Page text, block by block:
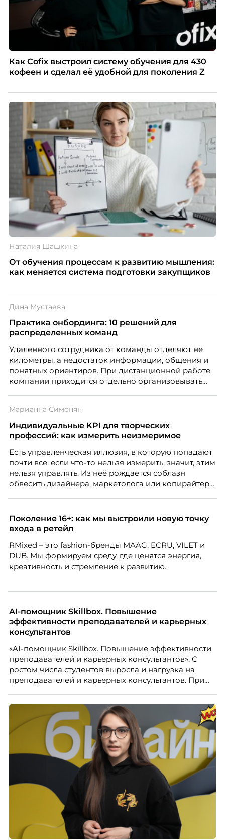
Как Cofix выстроил систему обучения для 430
кофеен и сделал её удобной для поколения Z
Наталия Шашкина
От обучения процессам к развитию мышления:
как меняется система подготовки закупщиков
Дина Мустаева
Практика онбординга: 10 решений для
распределенных команд
Удаленного сотрудника от команды отделяют не
километры, а недостаток информации, общения и
понятных ориентиров. При дистанционной работе
компании приходится отдельно организовывать
по работе с персоналом Инфомаксимум,
рассказывает, как выстроить адаптацию
распределенной команды без лишнего контроля и
Марианна Симонян
Индивидуальные KPI для творческих
профессий: как измерить неизмеримое
Есть управленческая иллюзия, в которую попадают
почти все: если что-то нельзя измерить, значит, этим
нельзя управлять. Из неё рождается соблазн
обвесить дизайнера, маркетолога или копирайтера
Проблема в том, что так мы измеряем не ценность,
а движение. А творческая работа — это тот редкий
случай, где движение и результат могут не
совпадать вовсе.
Поколение 16+: как мы выстроили новую точку
входа в ретейл
RMixed – это fashion-бренды MAAG, ECRU, VILET и
DUB. Мы формируем среду, где ценятся энергия,
креативность и стремление к развитию.
AI-помощник Skillbox. Повышение
эффективности преподавателей и карьерных
консультантов
«AI-помощник Skillbox. Повышение эффективности
преподавателей и карьерных консультантов». С
ростом числа студентов выросла и нагрузка на
преподавателей и карьерных консультантов. При
повысить эффективность сотрудников, ускорить
процессы, сохранить качество поддержки и
масштабироваться без роста команды. Так и
появился AI-помощник, встроенный в платформу
Skillbox.